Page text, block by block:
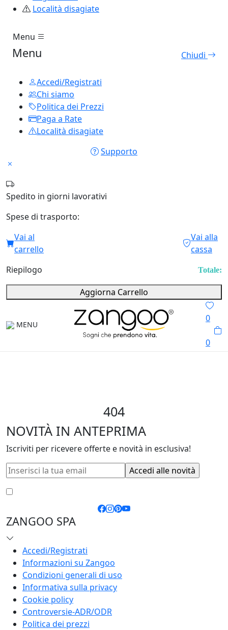
Località disagiate
Menu
Menu Chiudi
Accedi/Registrati
Chi siamo
Politica dei Prezzi
Paga a Rate
Località disagiate
Supporto
Spedito in giorni lavorativi
Spese di trasporto:
Vai al
carrello
Vai alla
cassa
Riepilogo
Totale:
Aggiorna Carrello
MENU
0
0
404
NOVITÀ IN ANTEPRIMA
Iscriviti per ricevere offerte e novità in esclusiva!
ZANGOO SPA
Accedi/Registrati
Informazioni su Zangoo
Condizioni generali di uso
Informativa sulla privacy
Cookie policy
Controversie-ADR/ODR
Politica dei prezzi